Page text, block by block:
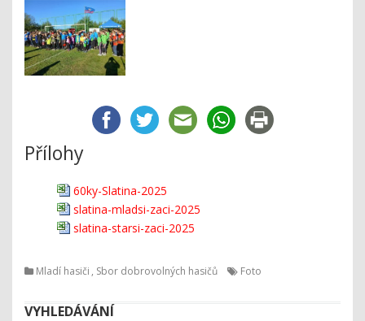
Přílohy
60ky-Slatina-2025
slatina-mladsi-zaci-2025
slatina-starsi-zaci-2025
Mladí hasiči , Sbor dobrovolných hasičů Foto
VYHLEDÁVÁNÍ